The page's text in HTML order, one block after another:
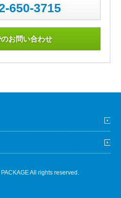
650-3715
お問い合わせ
All rights reserved.